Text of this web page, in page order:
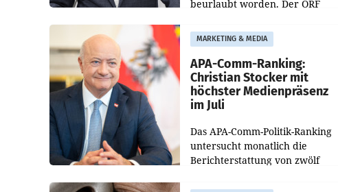
beurlaubt worden. Der ORF
entsprechende
Medienberichte.
MARKETING & MEDIA
APA-Comm-Ranking:
Christian Stocker mit
höchster Medienpräsenz
im Juli
Das APA-Comm-Politik-Ranking
untersucht monatlich die
Berichterstattung von zwölf
Tageszeitungen und analysiert,